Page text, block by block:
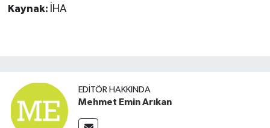
Kaynak: İHA
EDITÖR HAKKINDA
Mehmet Emin Arıkan